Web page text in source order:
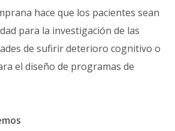
hace que los pacientes sean
para la investigación de las
de sufirir deterioro cognitivo o
el diseño de programas de